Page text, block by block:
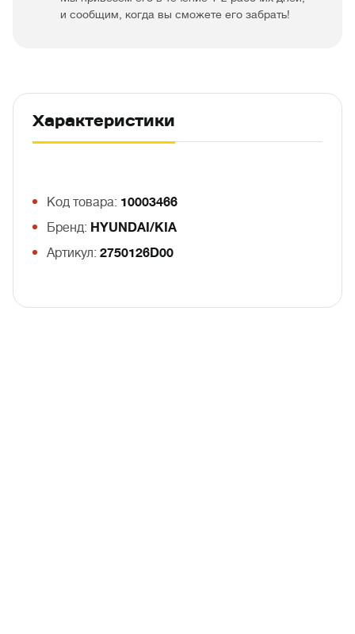
и сообщим, когда вы сможете его забрать!
Характеристики
Код товара: 10003466
Бренд: HYUNDAI/KIA
Артикул: 2750126D00